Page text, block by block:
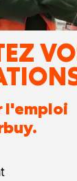
l'emploi